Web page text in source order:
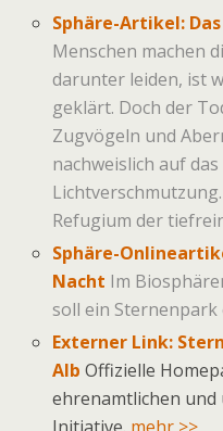
Sphäre-Artikel:
Menschen machen
darunter leiden, ist
geklärt. Doch der
Zugvögeln und
nachweislich auf
Refugium der
Sphäre-
Nacht Im
soll ein Sternenpark
Externer Link:
Alb Offizielle
ehrenamtlichen